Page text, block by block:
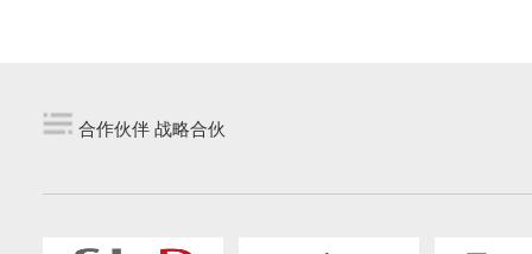
合作伙伴 战略合伙